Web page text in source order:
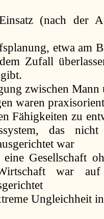
(nach der
etwa am
Zufall
zwischen Mann
waren
Fähigkeiten zu
das
war
Gesellschaft
war
Ungleichheit